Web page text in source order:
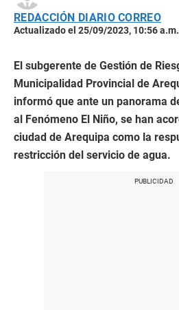
REDACCIÓN DIARIO CORREO
Actualizado el 25/09/2023, 10:56 a.m.
El subgerente de Gestión de
Municipalidad Provincial de
informó que ante un panorama
al Fenómeno El Niño, se han
ciudad de Arequipa como la
restricción del servicio de agua.